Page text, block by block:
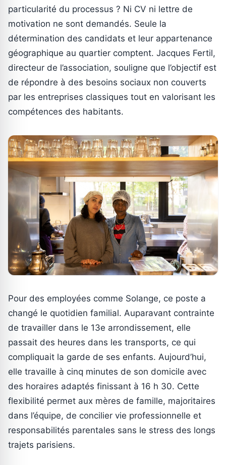
particularité du processus ? Ni CV ni lettre de
motivation ne sont demandés. Seule la
détermination des candidats et leur appartenance
géographique au quartier comptent. Jacques Fertil,
directeur de l’association, souligne que l’objectif est
de répondre à des besoins sociaux non couverts
par les entreprises classiques tout en valorisant les
compétences des habitants.
Pour des employées comme Solange, ce poste a
changé le quotidien familial. Auparavant contrainte
de travailler dans le 13e arrondissement, elle
passait des heures dans les transports, ce qui
compliquait la garde de ses enfants. Aujourd’hui,
elle travaille à cinq minutes de son domicile avec
des horaires adaptés finissant à 16 h 30. Cette
flexibilité permet aux mères de famille, majoritaires
dans l’équipe, de concilier vie professionnelle et
responsabilités parentales sans le stress des longs
trajets parisiens.